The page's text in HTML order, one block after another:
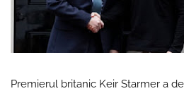
Premierul britanic Keir Starmer a